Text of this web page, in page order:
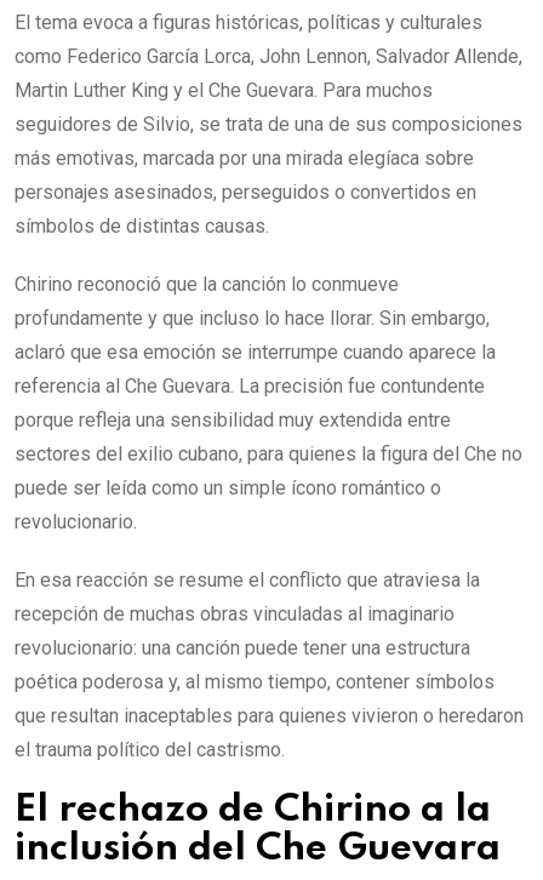
El tema evoca a figuras históricas, políticas y culturales
como Federico García Lorca, John Lennon, Salvador Allende,
Martin Luther King y el Che Guevara. Para muchos
seguidores de Silvio, se trata de una de sus composiciones
más emotivas, marcada por una mirada elegíaca sobre
personajes asesinados, perseguidos o convertidos en
símbolos de distintas causas.
Chirino reconoció que la canción lo conmueve
profundamente y que incluso lo hace llorar. Sin embargo,
aclaró que esa emoción se interrumpe cuando aparece la
referencia al Che Guevara. La precisión fue contundente
porque refleja una sensibilidad muy extendida entre
sectores del exilio cubano, para quienes la figura del Che no
puede ser leída como un simple ícono romántico o
revolucionario.
En esa reacción se resume el conflicto que atraviesa la
recepción de muchas obras vinculadas al imaginario
revolucionario: una canción puede tener una estructura
poética poderosa y, al mismo tiempo, contener símbolos
que resultan inaceptables para quienes vivieron o heredaron
el trauma político del castrismo.
El rechazo de Chirino a la
inclusión del Che Guevara